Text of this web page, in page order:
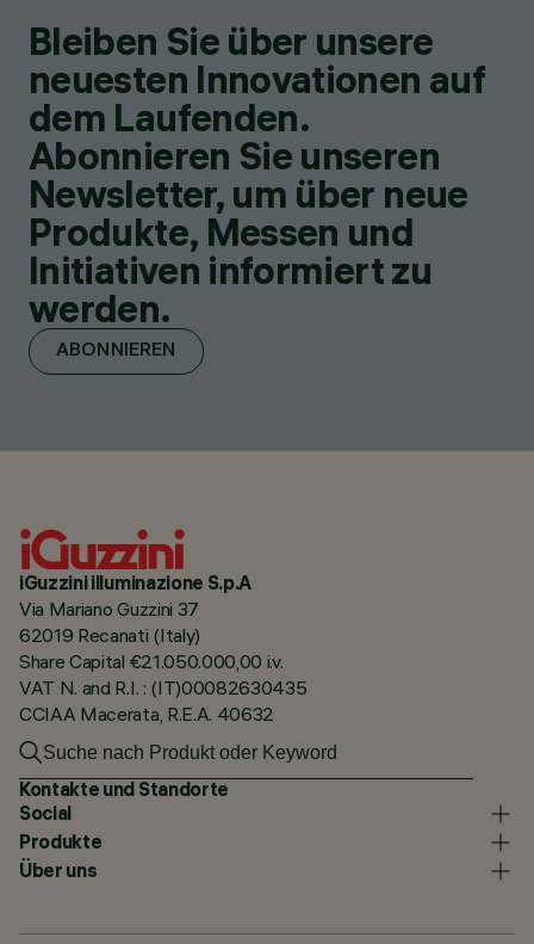
Bleiben Sie über unsere
neuesten Innovationen auf
dem Laufenden.
Abonnieren Sie unseren
Newsletter, um über neue
Produkte, Messen und
Initiativen informiert zu
werden.
ABONNIEREN
iGuzzini illuminazione S.p.A
Via Mariano Guzzini 37
62019 Recanati (Italy)
Share Capital €21.050.000,00 i.v.
VAT N. and R.I. : (IT)00082630435
CCIAA Macerata, R.E.A. 40632
Kontakte und Standorte
Social
Produkte
Über uns